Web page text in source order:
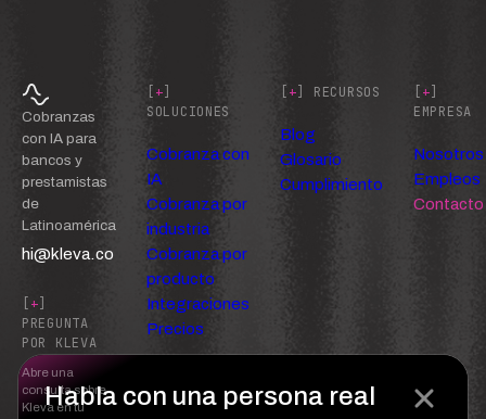
Habla con una persona real
Cobranzas
con IA para
bancos y
prestamistas
de
Latinoamérica
hi@kleva.co
[+]
PREGUNTA
POR KLEVA
Abre una
consulta sobre
Kleva en tu
[+]
SOLUCIONES
Cobranza con
IA
Cobranza por
industria
Cobranza por
producto
Integraciones
Precios
[+] RECURSOS
Blog
Glosario
Cumplimiento
[+]
EMPRESA
Nosotros
Empleos
Contacto